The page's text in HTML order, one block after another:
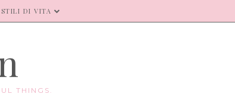
DI VITA
THINGS.